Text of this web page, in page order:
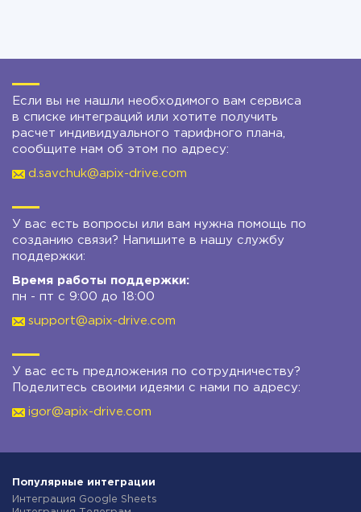
Если вы не нашли необходимого вам сервиса
в списке интеграций или хотите получить
расчет индивидуального тарифного плана,
сообщите нам об этом по адресу:
d.savchuk@apix-drive.com
У вас есть вопросы или вам нужна помощь по
созданию связи? Напишите в нашу службу
поддержки:
Время работы поддержки:
пн - пт с 9:00 до 18:00
support@apix-drive.com
У вас есть предложения по сотрудничеству?
Поделитесь своими идеями с нами по адресу:
igor@apix-drive.com
Популярные интеграции
Интеграция Google Sheets